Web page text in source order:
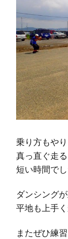
乗り方もやり
真っ直ぐ走
短い時間で
ダンシング
平地も上手
またぜひ練